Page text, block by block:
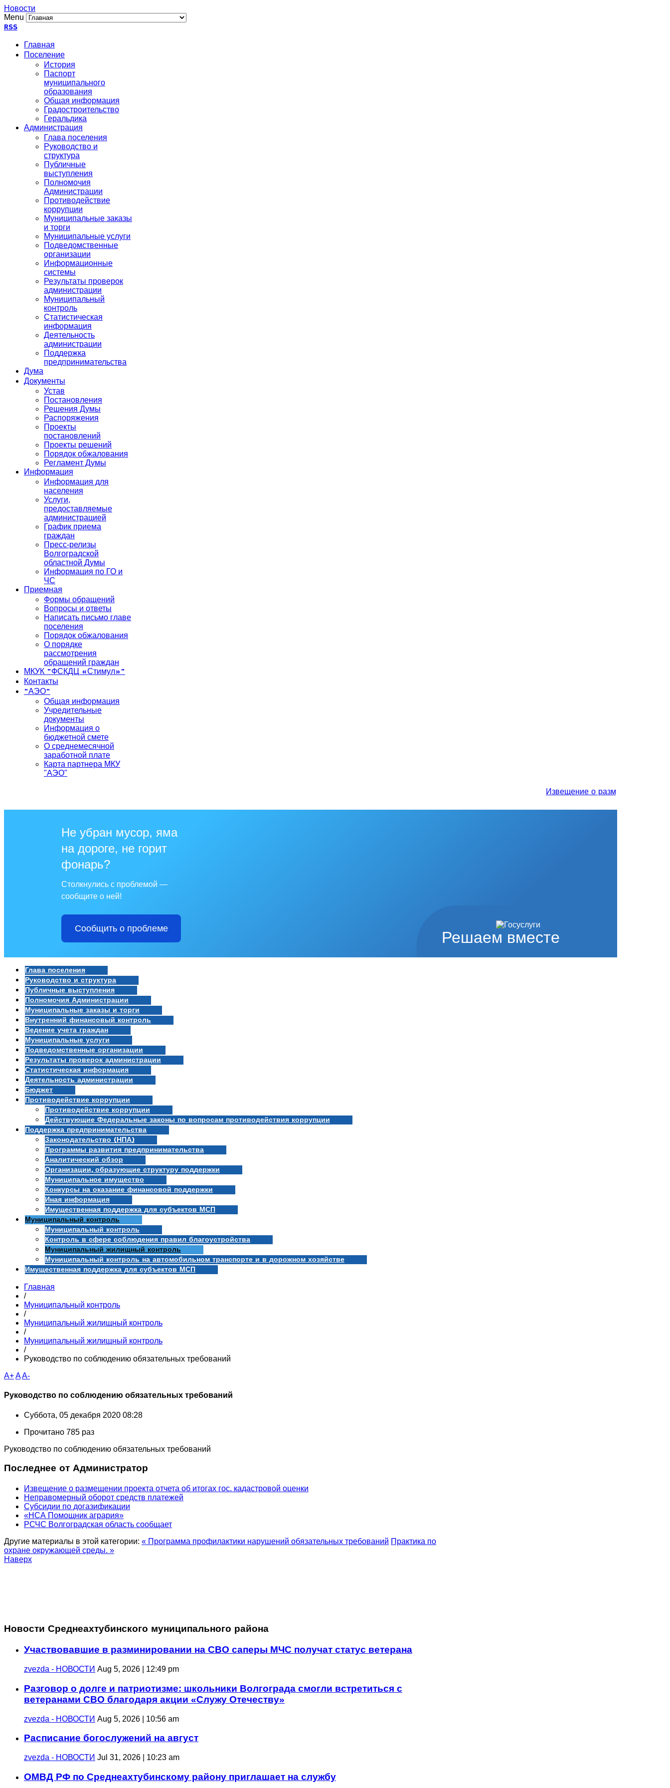
Новости
Menu
RSS
Главная
Поселение
История
Паспорт
муниципального
образования
Общая информация
Градостроительство
Геральдика
Администрация
Глава поселения
Руководство и
структура
Публичные
выступления
Полномочия
Администрации
Противодействие
коррупции
Муниципальные заказы
и торги
Муниципальные услуги
Подведомственные
организации
Информационные
системы
Результаты проверок
администрации
Муниципальный
контроль
Статистическая
информация
Деятельность
администрации
Поддержка
предпринимательства
Дума
Документы
Устав
Постановления
Решения Думы
Распоряжения
Проекты
постановлений
Проекты решений
Порядок обжалования
Регламент Думы
Информация
Информация для
населения
Услуги,
предоставляемые
администрацией
График приема
граждан
Пресс-релизы
Волгоградской
областной Думы
Информация по ГО и
ЧС
Приемная
Формы обращений
Вопросы и ответы
Написать письмо главе
поселения
Порядок обжалования
О порядке
рассмотрения
обращений граждан
МКУК "ФСКДЦ «Стимул»"
Контакты
"АЭО"
Общая информация
Учредительные
документы
Информация о
бюджетной смете
О среднемесячной
заработной плате
Карта партнера МКУ
"АЭО"
Извещение о размещении проекта
Решаем вместе
Не убран мусор, яма
на дороге, не горит
фонарь?
Столкнулись с проблемой —
сообщите о ней!
Сообщить о проблеме
Глава поселения
Руководство и структура
Публичные выступления
Полномочия Администрации
Муниципальные заказы и торги
Внутренний финансовый контроль
Ведение учета граждан
Муниципальные услуги
Подведомственные организации
Результаты проверок администрации
Статистическая информация
Деятельность администрации
Бюджет
Противодействие коррупции
Противодействие коррупции
Действующие Федеральные законы по вопросам противодействия коррупции
Поддержка предпринимательства
Законодательство (НПА)
Программы развития предпринимательства
Аналитический обзор
Организации, образующие структуру поддержки
Муниципальное имущество
Конкурсы на оказание финансовой поддержки
Иная информация
Имущественная поддержка для субъектов МСП
Муниципальный контроль
Муниципальный контроль
Контроль в сфере соблюдения правил благоустройства
Муниципальный жилищный контроль
Муниципальный контроль на автомобильном транспорте и в дорожном хозяйстве
Имущественная поддержка для субъектов МСП
Главная
/
Муниципальный контроль
/
Муниципальный жилищный контроль
/
Муниципальный жилищный контроль
/
Руководство по соблюдению обязательных требований
A+AA-
Руководство по соблюдению обязательных требований
Суббота, 05 декабря 2020 08:28
Прочитано 785 раз
Руководство по соблюдению обязательных требований
Последнее от Администратор
Извещение о размещении проекта отчета об итогах гос. кадастровой оценки
Неправомерный оборот средств платежей
Субсидии по догазификации
«НСА Помощник агрария»
РСЧС Волгоградская область сообщает
Другие материалы в этой категории: « Программа профилактики нарушений обязательных требований Практика по
охране окружающей среды. »
Наверх
Новости Среднеахтубинского муниципального района
Участвовавшие в разминировании на СВО саперы МЧС получат статус ветерана
zvezda - НОВОСТИ Aug 5, 2026 | 12:49 pm
Разговор о долге и патриотизме: школьники Волгограда смогли встретиться с
ветеранами СВО благодаря акции «Служу Отечеству»
zvezda - НОВОСТИ Aug 5, 2026 | 10:56 am
Расписание богослужений на август
zvezda - НОВОСТИ Jul 31, 2026 | 10:23 am
ОМВД РФ по Среднеахтубинскому району приглашает на службу